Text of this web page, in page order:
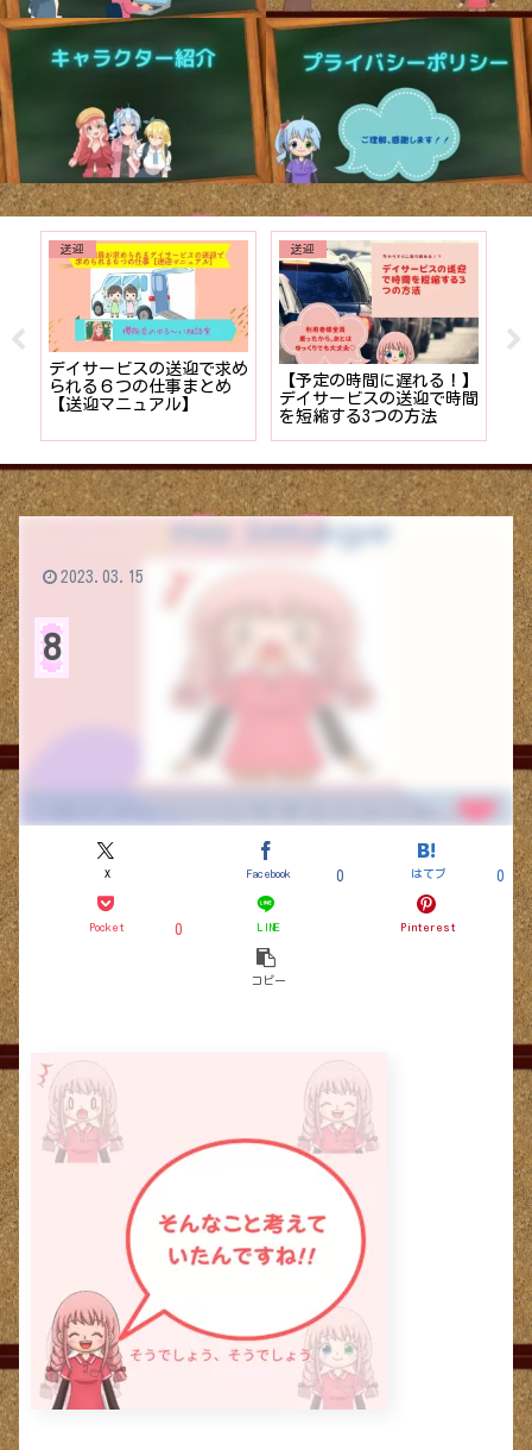
送迎
デイサービスの送迎で求め
られる６つの仕事まとめ
【送迎マニュアル】
送迎
【予定の時間に遅れる！】
デイサービスの送迎で時間
を短縮する3つの方法
8
X Facebook 0 はてブ 0
Pocket 0 LINE Pinterest
コピー
2023.03.15